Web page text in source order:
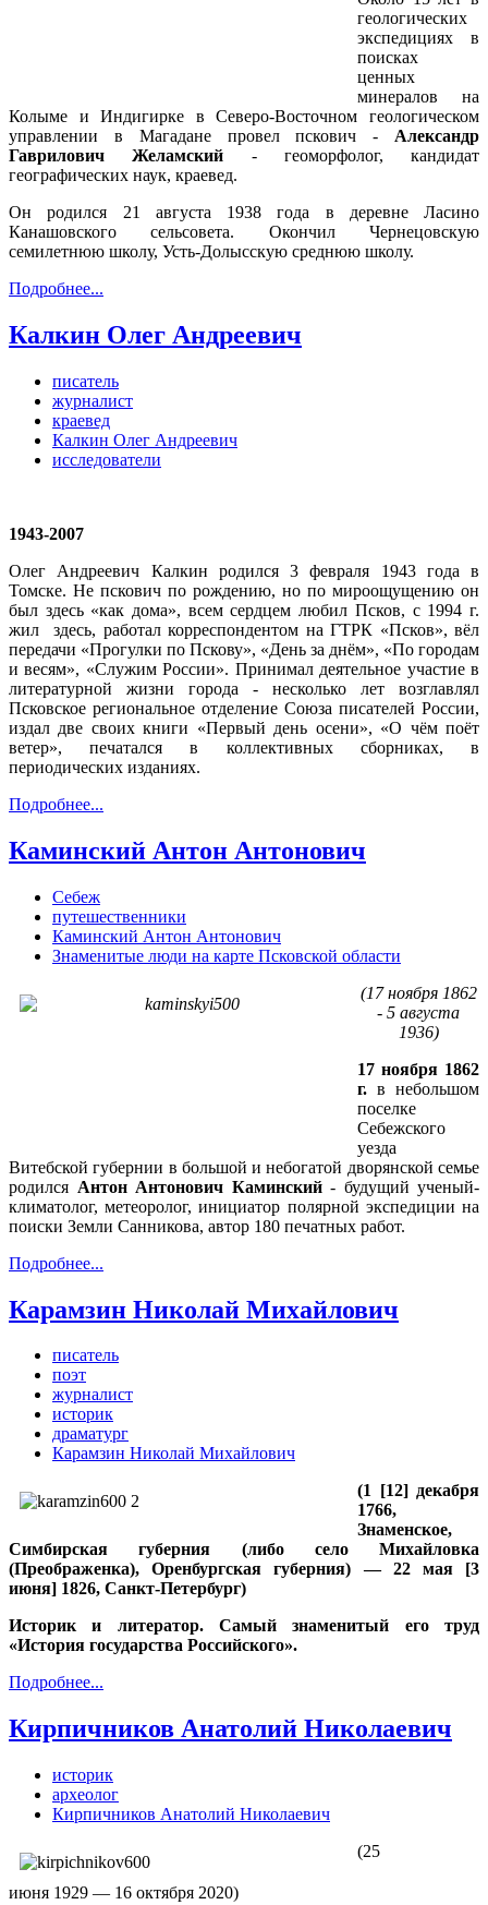
геологических
экспедициях в
поисках
ценных
минералов на
Колыме и Индигирке в Северо-Восточном геологическом
управлении в Магадане провел пскович - Александр
Гаврилович Желамский - геоморфолог, кандидат
географических наук, краевед.
Он родился 21 августа 1938 года в деревне Ласино
Канашовского сельсовета. Окончил Чернецовскую
семилетнюю школу, Усть-Долысскую среднюю школу.
Подробнее...
Калкин Олег Андреевич
писатель
журналист
краевед
Калкин Олег Андреевич
исследователи
1943-2007
Олег Андреевич Калкин родился 3 февраля 1943 года в
Томске. Не пскович по рождению, но по мироощущению он
был здесь «как дома», всем сердцем любил Псков, с 1994 г.
жил здесь, работал корреспондентом на ГТРК «Псков», вёл
передачи «Прогулки по Пскову», «День за днём», «По городам
и весям», «Служим России». Принимал деятельное участие в
литературной жизни города - несколько лет возглавлял
Псковское региональное отделение Союза писателей России,
издал две своих книги «Первый день осени», «О чём поёт
ветер», печатался в коллективных сборниках, в
периодических изданиях.
Подробнее...
Каминский Антон Антонович
Себеж
путешественники
Каминский Антон Антонович
Знаменитые люди на карте Псковской области
(17 ноября 1862
- 5 августа
1936)
17 ноября 1862
г. в небольшом
поселке
Себежского
уезда
Витебской губернии в большой и небогатой дворянской семье
родился Антон Антонович Каминский- будущий ученый-
климатолог, метеоролог, инициатор полярной экспедиции на
поиски Земли Санникова, автор 180 печатных работ.
Подробнее...
Карамзин Николай Михайлович
писатель
поэт
журналист
историк
драматург
Карамзин Николай Михайлович
(1 [12] декабря
1766,
Знаменское,
Симбирская губерния (либо село Михайловка
(Преображенка), Оренбургская губерния) — 22 мая [3
июня] 1826, Санкт-Петербург)
Историк и литератор. Самый знаменитый его труд
«История государства Российского».
Подробнее...
Кирпичников Анатолий Николаевич
историк
археолог
Кирпичников Анатолий Николаевич
(25
июня 1929 — 16 октября 2020)